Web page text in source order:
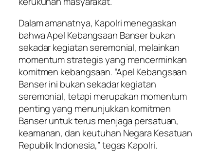
Dalam amanatnya, Kapolri menegaskan
bahwa Apel Kebangsaan Banser bukan
sekadar kegiatan seremonial, melainkan
momentum strategis yang mencerminkan
komitmen kebangsaan. “Apel Kebangsaan
Banser ini bukan sekadar kegiatan
seremonial, tetapi merupakan momentum
penting yang menunjukkan komitmen
Banser untuk terus menjaga persatuan,
keamanan, dan keutuhan Negara Kesatuan
Republik Indonesia,” tegas Kapolri.